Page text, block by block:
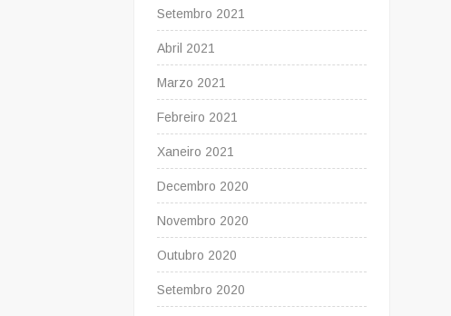
Setembro 2021
Abril 2021
Marzo 2021
Febreiro 2021
Xaneiro 2021
Decembro 2020
Novembro 2020
Outubro 2020
Setembro 2020